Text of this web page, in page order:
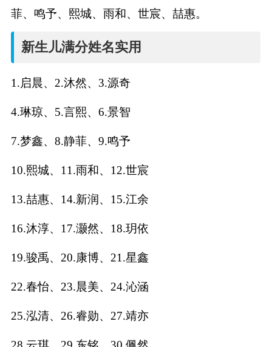
女孩名字
名
字
男孩名字打分
女孩名字打分
生
肖
菲、鸣予、熙城、雨和、世宸、喆惠。
新生儿满分姓名实用
1.启晨、2.沐然、3.源奇
4.琳琼、5.言熙、6.景智
7.梦鑫、8.静菲、9.鸣予
10.熙城、11.雨和、12.世宸
13.喆惠、14.新润、15.江余
16.沐淳、17.灏然、18.玥依
19.骏禹、20.康博、21.星鑫
22.春怡、23.晨美、24.沁涵
25.泓清、26.睿勋、27.靖亦